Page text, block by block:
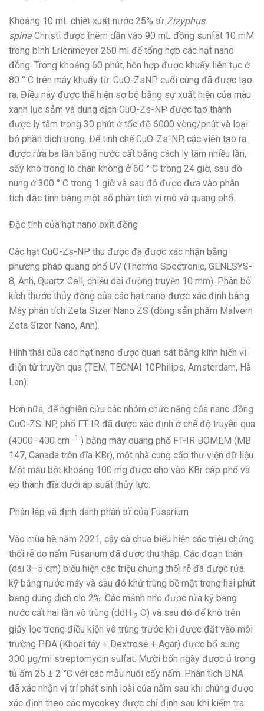
Khoảng 10 mL chiết xuất nước 25% từ Zizyphus
spina Christi được thêm dần vào 90 mL đồng sunfat 10 mM
trong bình Erlenmeyer 250 ml để tổng hợp các hạt nano
đồng. Trong khoảng 60 phút, hỗn hợp được khuấy liên tục ở
80 ° C trên máy khuấy từ. CuO-ZsNP cuối cùng đã được tạo
ra. Điều này được thể hiện sơ bộ bằng sự xuất hiện của màu
xanh lục sẫm và dung dịch CuO-Zs-NP được tạo thành
được ly tâm trong 30 phút ở tốc độ 6000 vòng/phút và loại
bỏ phần dịch trong. Để tinh chế CuO-Zs-NP, các viên tạo ra
được rửa ba lần bằng nước cất bằng cách ly tâm nhiều lần,
sấy khô trong lò chân không ở 60 ° C trong 24 giờ, sau đó
nung ở 300 ° C trong 1 giờ và sau đó được đưa vào phân
tích đặc tính bằng một số phân tích vi mô và quang phổ.
Đặc tính của hạt nano oxit đồng
Các hạt CuO-Zs-NP thu được đã được xác nhận bằng
phương pháp quang phổ UV (Thermo Spectronic, GENESYS-
8, Anh, Quartz Cell, chiều dài đường truyền 10 mm). Phân bố
kích thước thủy động của các hạt nano được xác định bằng
Máy phân tích Zeta Sizer Nano ZS (dòng sản phẩm Malvern
Zeta Sizer Nano, Anh).
Hình thái của các hạt nano được quan sát bằng kính hiển vi
điện tử truyền qua (TEM, TECNAI 10Philips, Amsterdam, Hà
Lan).
Hơn nữa, để nghiên cứu các nhóm chức năng của nano đồng
CuO-ZS-NP, phổ FT-IR đã được xác định ở chế độ truyền qua
(4000–400 cm -1 ) bằng máy quang phổ FT-IR BOMEM (MB
147, Canada trên đĩa KBr), một nhà cung cấp thư viện dữ liệu.
Một mẫu bột khoảng 100 mg được cho vào KBr cấp phổ và
ép thành đĩa dưới áp suất thủy lực.
Phân lập và định danh phân tử của Fusarium
Vào mùa hè năm 2021, cây cà chua biểu hiện các triệu chứng
thối rễ do nấm Fusarium đã được thu thập. Các đoạn thân
(dài 3–5 cm) biểu hiện các triệu chứng thối rễ đã được rửa
kỹ bằng nước máy và sau đó khử trùng bề mặt trong hai phút
bằng dung dịch clo 2%. Các mảnh nhỏ được rửa kỹ bằng
nước cất hai lần vô trùng (ddH 2 O) và sau đó để khô trên
giấy lọc trong điều kiện vô trùng trước khi được đặt vào môi
trường PDA (Khoai tây + Dextrose + Agar) được bổ sung
300 µg/ml streptomycin sulfat. Mười bốn ngày được ủ trong
tủ ấm 25 ± 2 °C với các mẫu nuôi cấy nấm. Phân tích DNA
đã xác nhận vị trí phát sinh loài của nấm sau khi chúng được
xác định theo các mycokey được chỉ định sau khi kiểm tra